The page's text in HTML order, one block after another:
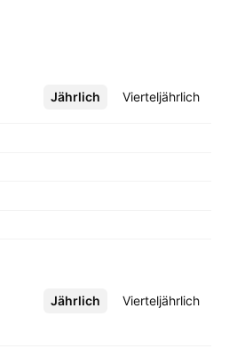
Jährlich Vierteljährlich
Mehr
Jährlich Vierteljährlich
Mehr